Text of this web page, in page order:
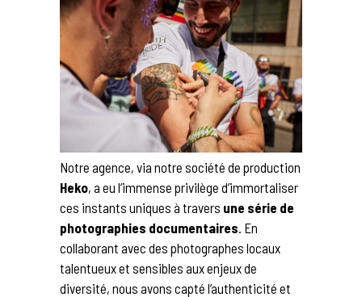
Notre agence, via notre société de production
Heko, a eu l’immense privilège d’immortaliser
ces instants uniques à travers une série de
photographies documentaires . En
collaborant avec des photographes locaux
talentueux et sensibles aux enjeux de
diversité, nous avons capté l’authenticité et